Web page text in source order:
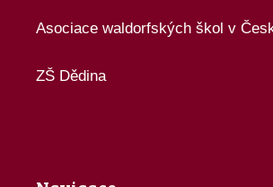
Asociace waldorfských škol v
ZŠ Dědina